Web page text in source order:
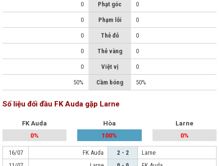
0 Phạt góc 0
0 Phạm lỗi 0
0 Thẻ đỏ 0
0 Thẻ vàng 0
0 Việt vị 0
50% Cầm bóng 50%
Số liệu đối đầu FK Auda gặp Larne
FK Auda
0%
Hòa
100%
Larne
0%
16/07 FK Auda 2 - 2
Larne